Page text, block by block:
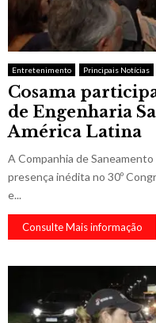
Entretenimento Principais Notícias
Cosama
de Engenharia
América Latina
A Companhia de
presença inédita no 30º
e...
Consulte Mais informação